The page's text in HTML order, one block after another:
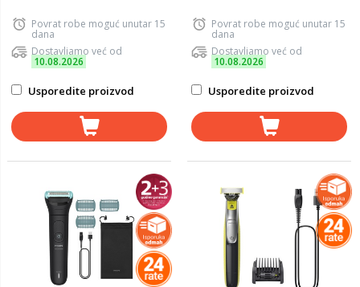
Povrat robe moguć unutar 15
dana
Dostavljamo već od
10.08.2026
Usporedite proizvod
Povrat robe moguć unutar 15
dana
Dostavljamo već od
10.08.2026
Usporedite proizvod